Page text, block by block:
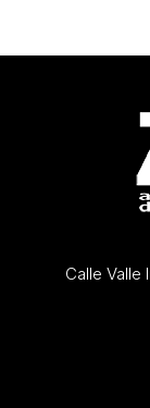
Calle Valle